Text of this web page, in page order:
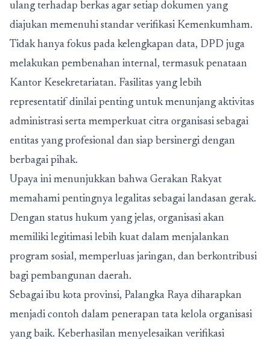
ulang terhadap berkas agar setiap dokumen yang
diajukan memenuhi standar verifikasi Kemenkumham.
Tidak hanya fokus pada kelengkapan data, DPD juga
melakukan pembenahan internal, termasuk penataan
Kantor Kesekretariatan. Fasilitas yang lebih
representatif dinilai penting untuk menunjang aktivitas
administrasi serta memperkuat citra organisasi sebagai
entitas yang profesional dan siap bersinergi dengan
berbagai pihak.
Upaya ini menunjukkan bahwa Gerakan Rakyat
memahami pentingnya legalitas sebagai landasan gerak.
Dengan status hukum yang jelas, organisasi akan
memiliki legitimasi lebih kuat dalam menjalankan
program sosial, memperluas jaringan, dan berkontribusi
bagi pembangunan daerah.
Sebagai ibu kota provinsi, Palangka Raya diharapkan
menjadi contoh dalam penerapan tata kelola organisasi
yang baik. Keberhasilan menyelesaikan verifikasi